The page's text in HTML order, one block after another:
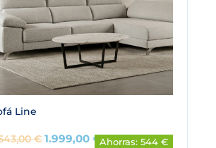
Line
€ 1.999,00 €Ahorras: 544 €